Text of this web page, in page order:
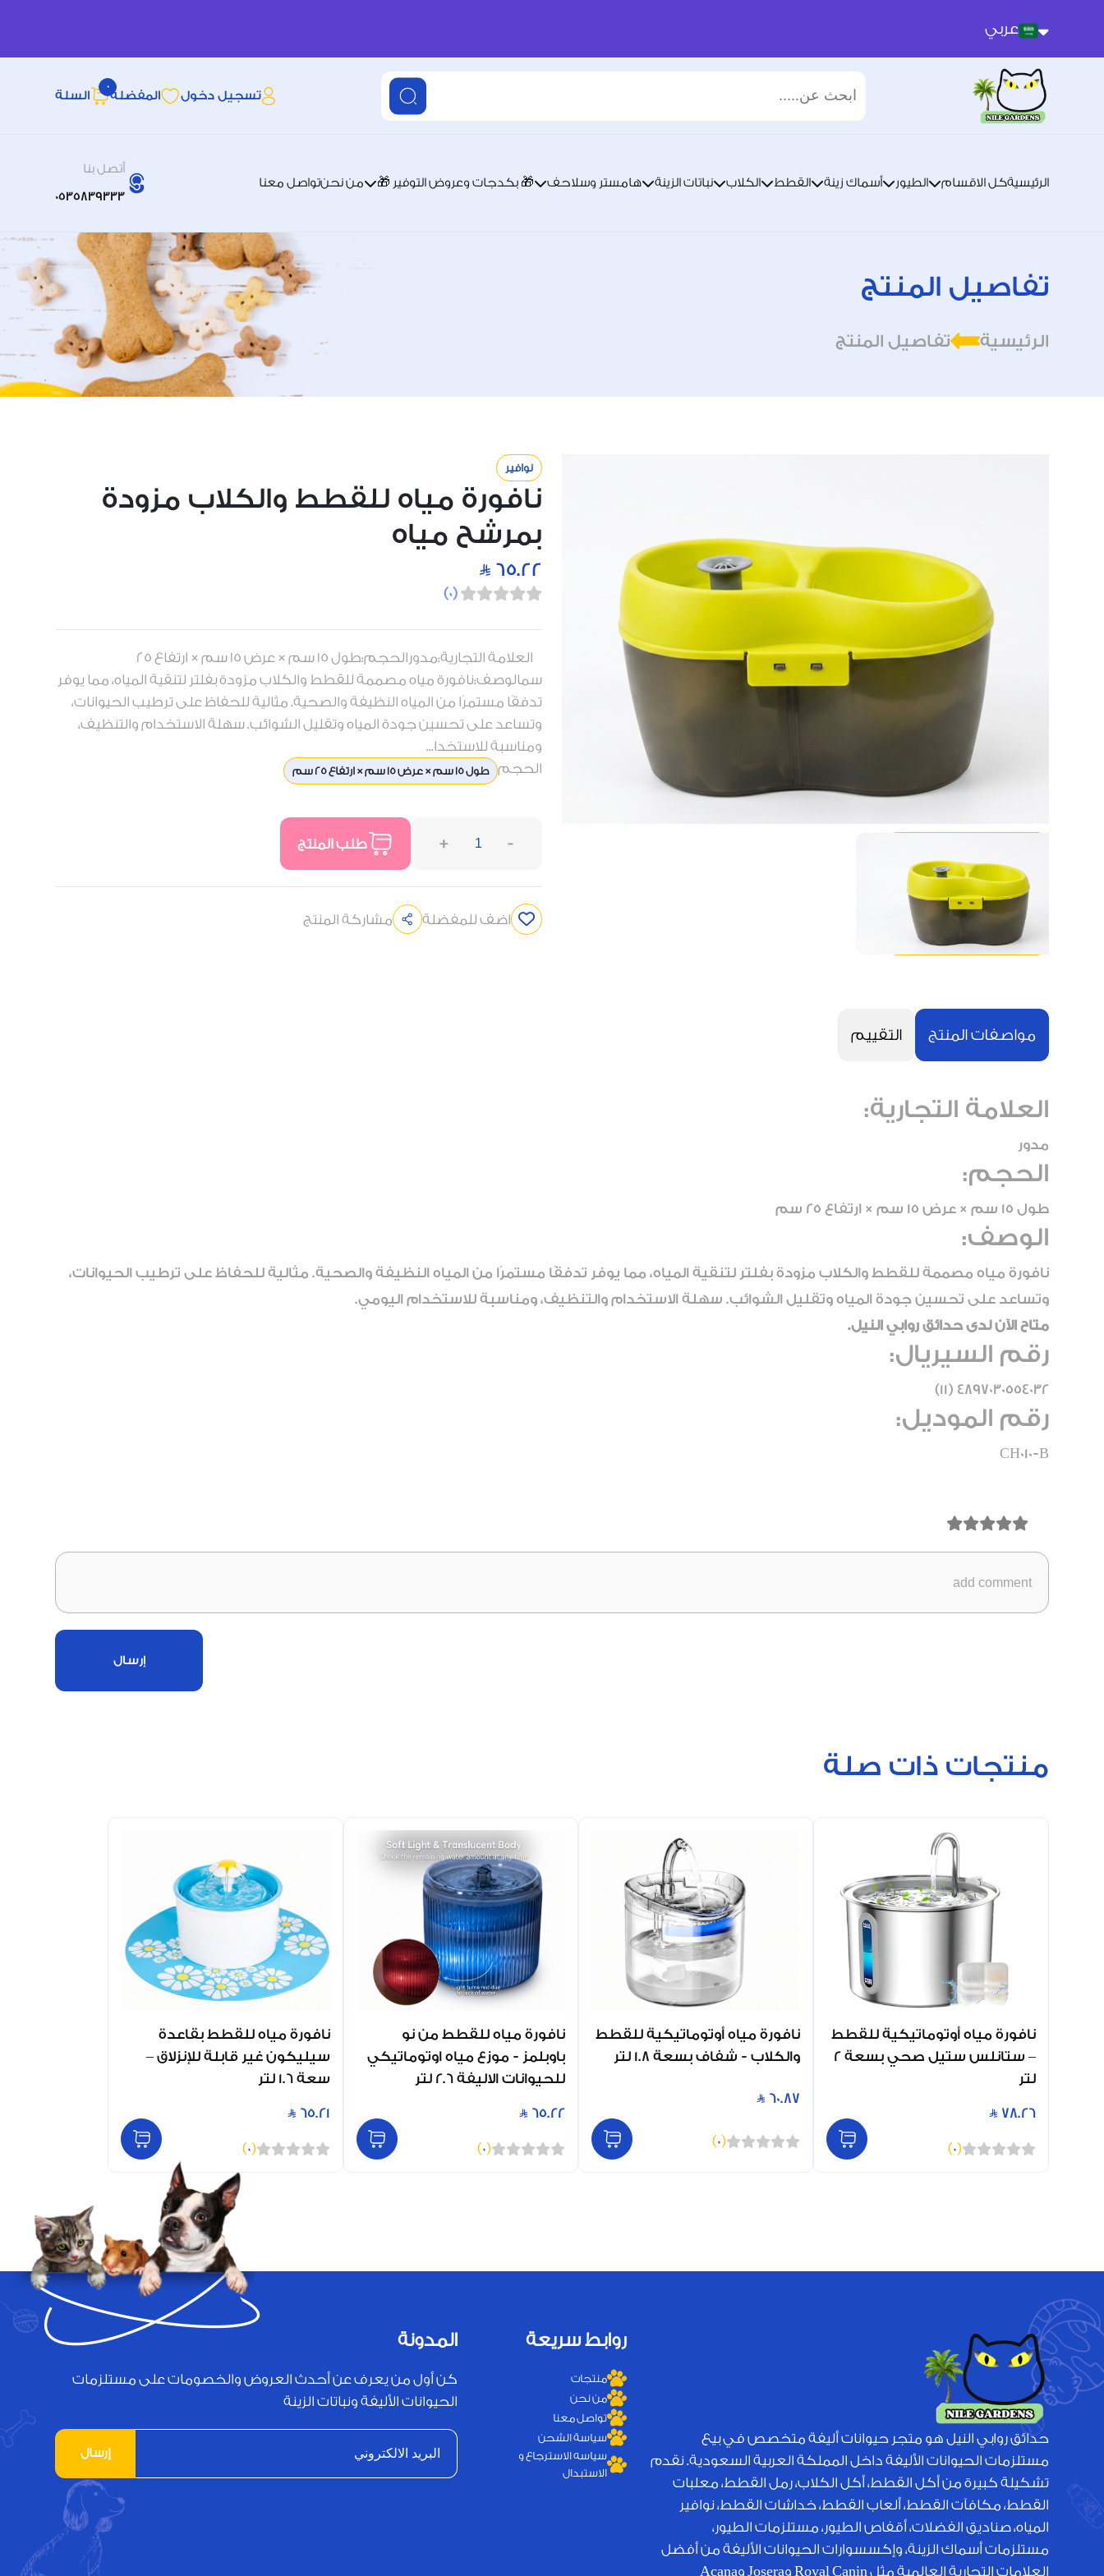
عربي
عربي
انجليزي
تسجيل دخول المفضله
0
السلة
الرئيسيةكل الاقسام الطيور أسماك زينة القطط الكلاب نباتات الزينة هامستر وسلاحف 🎁 بكدجات وعروض التوفير 🎁 من نحنتواصل معنا
أتصل بنا
0535839333
تفاصيل المنتج
الرئيسية تفاصيل المنتج
نوافير
نافورة مياه للقطط والكلاب مزودة
بمرشح مياه
65.22
(
0
)
العلامة التجارية:مدورالحجم:طول 15 سم × عرض 15 سم × ارتفاع 25
سمالوصف:نافورة مياه مصممة للقطط والكلاب مزودة بفلتر لتنقية المياه، مما يوفر
تدفقًا مستمرًا من المياه النظيفة والصحية. مثالية للحفاظ على ترطيب الحيوانات،
وتساعد على تحسين جودة المياه وتقليل الشوائب. سهلة الاستخدام والتنظيف،
ومناسبة للاستخدا...
الحجم
طول 15 سم × عرض 15 سم × ارتفاع 25 سم
-
+ طلب المنتج
اضف للمفضلة مشاركة المنتج
مواصفات المنتج التقييم
العلامة التجارية:
مدور
الحجم:
طول 15 سم × عرض 15 سم × ارتفاع 25 سم
الوصف:
نافورة مياه مصممة للقطط والكلاب مزودة بفلتر لتنقية المياه، مما يوفر تدفقًا مستمرًا من المياه النظيفة والصحية. مثالية للحفاظ على ترطيب الحيوانات،
وتساعد على تحسين جودة المياه وتقليل الشوائب. سهلة الاستخدام والتنظيف، ومناسبة للاستخدام اليومي.
متاح الآن لدى حدائق روابي النيل.
رقم السيريال:
4897030554032 (11)
رقم الموديل:
CH010-B
إرسال
منتجات ذات صلة
نافورة مياه أوتوماتيكية للقطط
– ستانلس ستيل صحي بسعة 2
لتر
78.26
(
0
)
نافورة مياه أوتوماتيكية للقطط
والكلاب - شفاف بسعة 1.8 لتر
60.87
(
0
)
نافورة مياه للقطط من نو
باوبلمز - موزع مياه اوتوماتيكي
للحيوانات الاليفة 2.6 لتر
65.22
(
0
)
نافورة مياه للقطط بقاعدة
سيليكون غير قابلة للإنزلاق –
سعة 1.6 لتر
65.21
(
0
)
حدائق روابي النيل هو متجر حيوانات أليفة متخصص في بيع
مستلزمات الحيوانات الأليفة داخل المملكة العربية السعودية. نقدم
تشكيلة كبيرة من أكل القطط، أكل الكلاب، رمل القطط، معلبات
القطط، مكافآت القطط، ألعاب القطط، خداشات القطط، نوافير
المياه، صناديق الفضلات، أقفاص الطيور، مستلزمات الطيور،
مستلزمات أسماك الزينة، وإكسسوارات الحيوانات الأليفة من أفضل
العلامات التجارية العالمية مثل Royal Canin وJosera وAcana
روابط سريعة
منتجات
من نحن
تواصل معنا
سياسة الشحن
سياسه الاسترجاع و
الاستبدال
المدونة
كن أول من يعرف عن أحدث العروض والخصومات على مستلزمات
الحيوانات الأليفة ونباتات الزينة
إرسال